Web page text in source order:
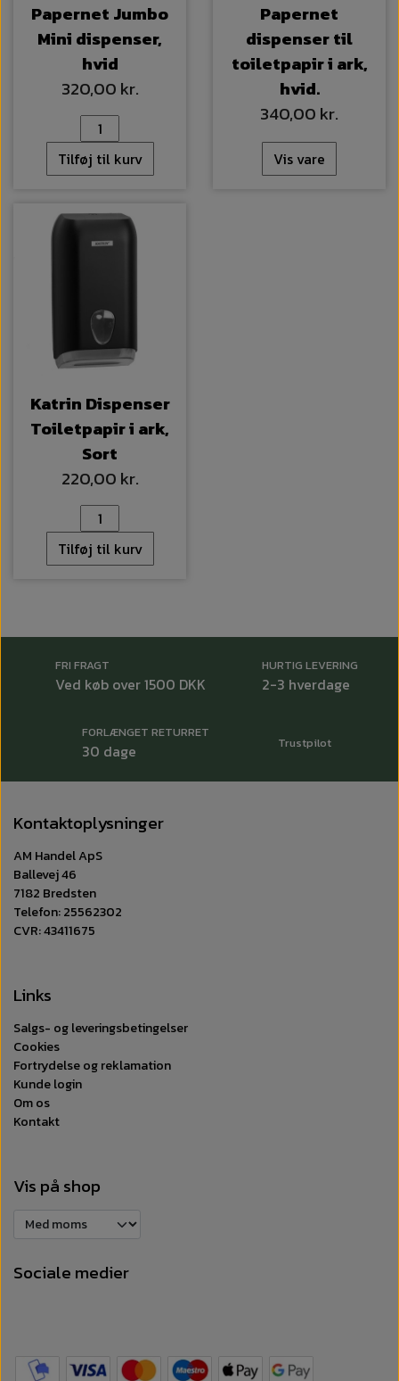
Papernet Jumbo
Mini dispenser,
hvid
320,00 kr.
Tilføj til kurv
Papernet
dispenser til
toiletpapir i ark,
hvid.
340,00 kr.
Vis vare
Katrin Dispenser
Toiletpapir i ark,
Sort
220,00 kr.
Tilføj til kurv
FRI FRAGT
Ved køb over 1500 DKK
HURTIG LEVERING
2-3 hverdage
FORLÆNGET RETURRET
30 dage Trustpilot
Kontaktoplysninger
AM Handel ApS
Ballevej 46
7182 Bredsten
Telefon: 25562302
CVR: 43411675
Links
Salgs- og leveringsbetingelser
Cookies
Fortrydelse og reklamation
Kunde login
Om os
Kontakt
Vis på shop
Sociale medier